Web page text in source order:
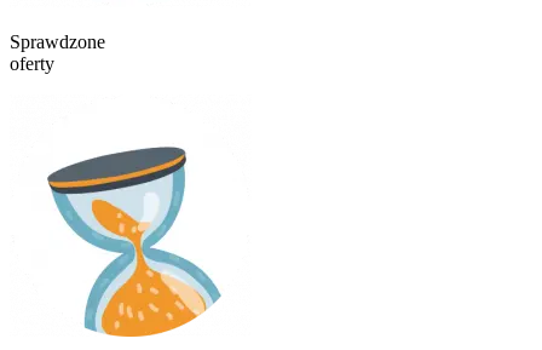
Sprawdzone
oferty